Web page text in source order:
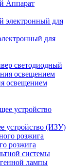
Аппарат
для
светодиодный
освещением
устройство (ИЗУ)
розжига